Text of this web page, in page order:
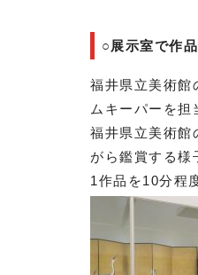
○展示室で作
福井県立美術館
ムキーパーを担
福井県立美術館
がら鑑賞する様
1作品を10分程